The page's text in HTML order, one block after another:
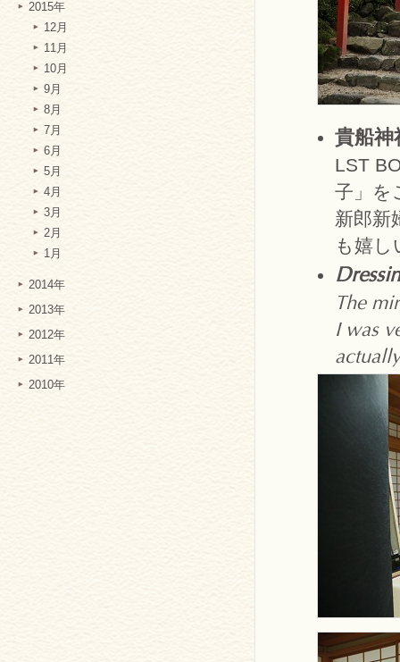
2015年
12月
11月
10月
9月
8月
7月
6月
5月
4月
3月
2月
1月
2014年
2013年
2012年
2011年
2010年
貴船神
LST
子」を
新郎新
も嬉
The
I was